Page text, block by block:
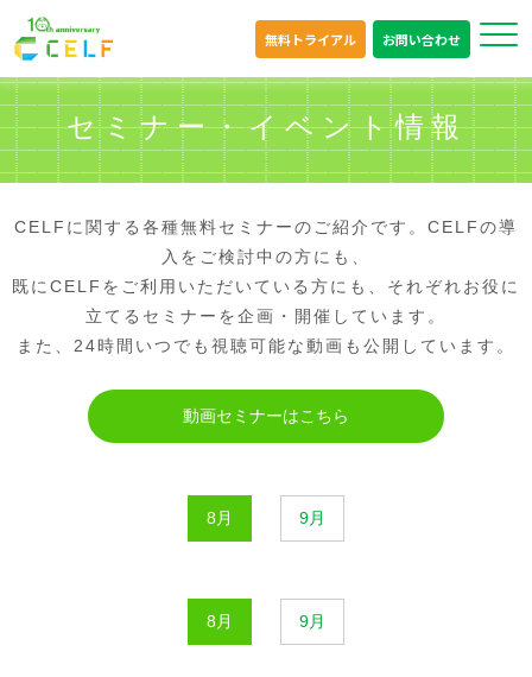
無料トライアル お問い合わせ
セミナー・イベント情報
CELFに関する各種無料セミナーのご紹介です。CELFの導
入をご検討中の方にも、
既にCELFをご利用いただいている方にも、それぞれお役に
立てるセミナーを企画・開催しています。
また、24時間いつでも視聴可能な動画も公開しています。
動画セミナーはこちら
8月 9月
8月 9月